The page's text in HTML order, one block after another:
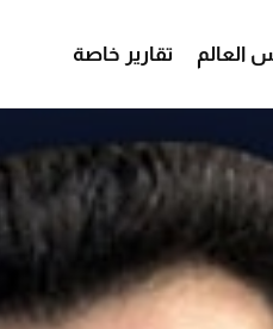
العالم تقارير خاصة